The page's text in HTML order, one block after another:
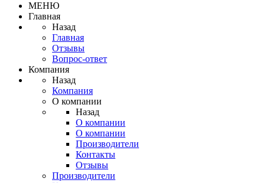
МЕНЮ
Главная
Назад
Главная
Отзывы
Вопрос-ответ
Компания
Назад
Компания
О компании
Назад
О компании
О компании
Производители
Контакты
Отзывы
Производители